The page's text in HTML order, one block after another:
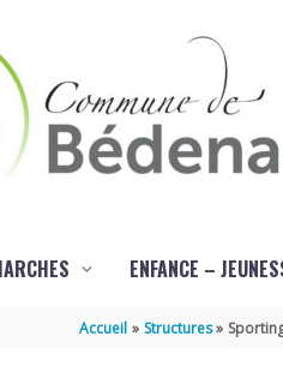
ENFANCE –
Accueil Structures